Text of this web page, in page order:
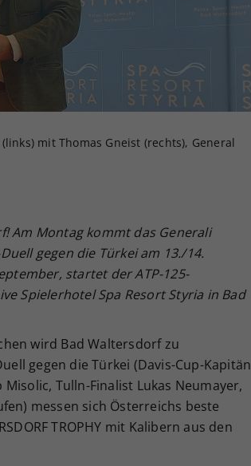
mit Thomas Gneist (rechts), General
Am Montag kommt das Generali
gegen die Türkei am 13./14.
startet der ATP-125-
Spielerhotel Spa Resort Styria in Bad
wird Bad Waltersdorf zu
gegen die Türkei (Davis-Cup-Kapitän
Tulln-Finalist Lukas Neumayer,
messen sich Österreichs beste
TROPHY mit Kalibern aus den
Ihrer vorgenommen Einstellungen, falls der
Webseiten-Betreiber dies eingestellt hat.